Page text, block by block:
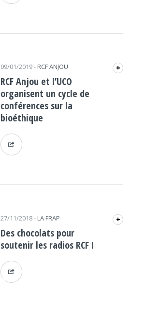
09/01/2019- RCF ANJOU +
RCF Anjou et l’UCO
organisent un cycle de
conférences sur la
bioéthique
27/11/2018- LA FRAP +
Des chocolats pour
soutenir les radios RCF !